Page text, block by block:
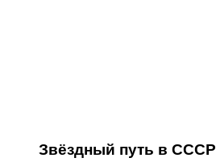
Звёздный путь в СССР